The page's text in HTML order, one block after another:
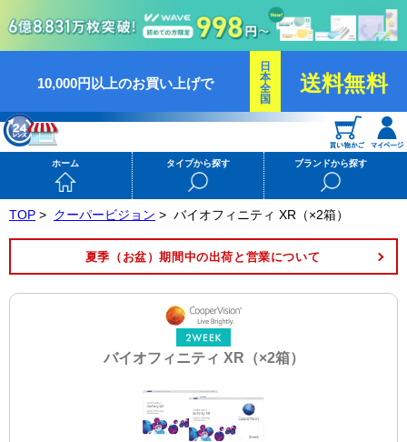
10,000円以上のお買い上げで
日
本
全
国
送料無料
ホーム タイプから探す ブランドから探す
TOP > クーパービジョン > バイオフィニティ XR（×2箱）
夏季（お盆）期間中の出荷と営業について
バイオフィニティ XR（×2箱）